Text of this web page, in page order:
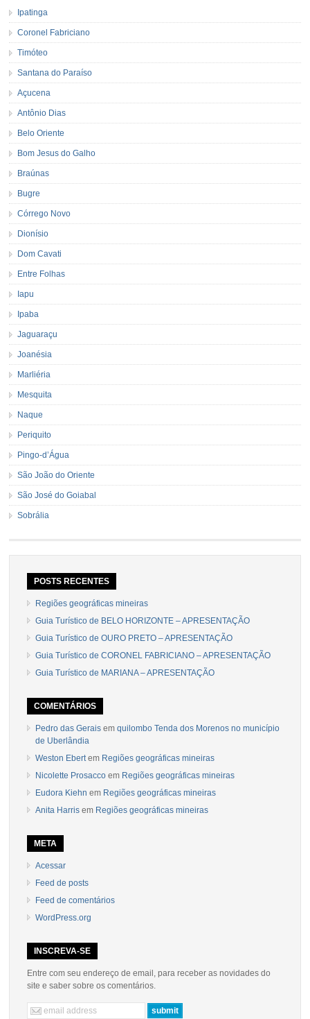
Ipatinga
Coronel Fabriciano
Timóteo
Santana do Paraíso
Açucena
Antônio Dias
Belo Oriente
Bom Jesus do Galho
Braúnas
Bugre
Córrego Novo
Dionísio
Dom Cavati
Entre Folhas
Iapu
Ipaba
Jaguaraçu
Joanésia
Marliéria
Mesquita
Naque
Periquito
Pingo-d’Água
São João do Oriente
São José do Goiabal
Sobrália
POSTS RECENTES
Regiões geográficas mineiras
Guia Turístico de BELO HORIZONTE – APRESENTAÇÃO
Guia Turístico de OURO PRETO – APRESENTAÇÃO
Guia Turístico de CORONEL FABRICIANO – APRESENTAÇÃO
Guia Turístico de MARIANA – APRESENTAÇÃO
COMENTÁRIOS
Pedro das Gerais emquilombo Tenda dos Morenos no município
de Uberlândia
Weston Ebertem Regiões geográficas mineiras
Nicolette Prosacco em Regiões geográficas mineiras
Eudora Kiehn em Regiões geográficas mineiras
Anita Harris em Regiões geográficas mineiras
META
Acessar
Feed de posts
Feed de comentários
WordPress.org
INSCREVA-SE
Entre com seu endereço de email, para receber as novidades do
site e saber sobre os comentários.